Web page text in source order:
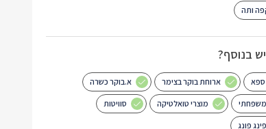
ותה
בנוסף?
ספא ארוחת בוקר בצימר א.בוקר כשרה
משפחתי מוצרי טואלטיקה סוויטות
פונג